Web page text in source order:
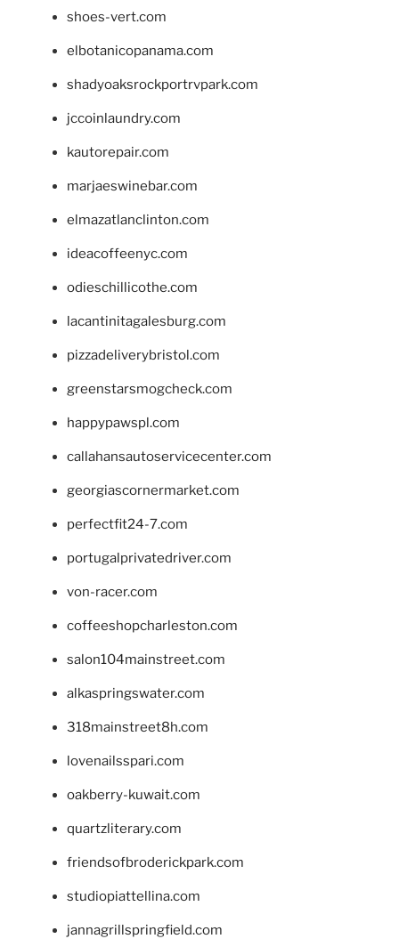
shoes-vert.com
elbotanicopanama.com
shadyoaksrockportrvpark.com
jccoinlaundry.com
kautorepair.com
marjaeswinebar.com
elmazatlanclinton.com
ideacoffeenyc.com
odieschillicothe.com
lacantinitagalesburg.com
pizzadeliverybristol.com
greenstarsmogcheck.com
happypawspl.com
callahansautoservicecenter.com
georgiascornermarket.com
perfectfit24-7.com
portugalprivatedriver.com
von-racer.com
coffeeshopcharleston.com
salon104mainstreet.com
alkaspringswater.com
318mainstreet8h.com
lovenailsspari.com
oakberry-kuwait.com
quartzliterary.com
friendsofbroderickpark.com
studiopiattellina.com
jannagrillspringfield.com